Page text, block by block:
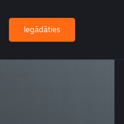
Iegādāties